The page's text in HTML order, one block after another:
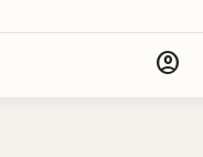
account_circle